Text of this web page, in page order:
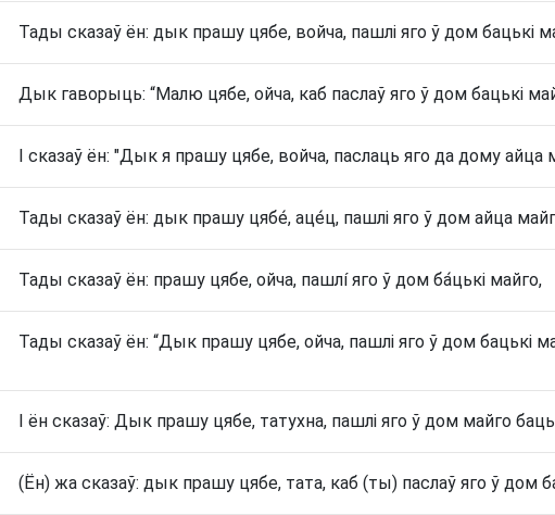
Тады сказаў ён: дык прашу цябе, войча, пашлі яго ў дом бацькі
Дык гаворыць: “Малю цябе, ойча, каб паслаў яго ў дом бацькі
І сказаў ён: "Дык я прашу цябе, войча, паслаць яго да дому айца
Тады сказаў ён: дык прашу цябе́, аце́ц, пашлі яго ў дом айца
Тады сказаў ён: прашу цябе, ойча, пашлí яго ў дом ба́цькі майго,
Тады сказаў ён: “Дык прашу цябе, ойча, пашлі яго ў дом бацькі
І ён сказаў: Дык прашу цябе, татухна, пашлі яго ў дом майго
(Ён) жа сказаў: дык прашу цябе, тата, каб (ты) паслаў яго ў дом